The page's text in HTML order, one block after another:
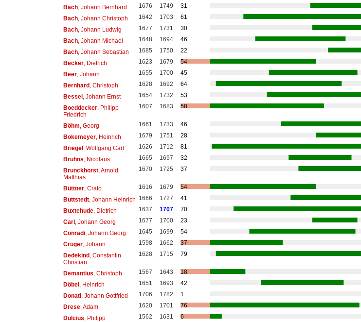
Bach, Johann Bernhard 1676 1749
31
Bach, Johann Christoph 1642 1703
61
Bach, Johann Ludwig 1677 1731
30
Bach, Johann Michael 1648 1694
46
Bach, Johann Sebastian 1685 1750
22
Becker, Dietrich 1623 1679
54
Beer, Johann 1655 1700
45
Bernhard, Christoph 1628 1692
64
Bessel, Johann Ernst 1654 1732
53
Boeddecker, Philipp
Friedrich
1607 1683 58
Böhm , Georg 1661 1733
46
Bokemeyer, Heinrich 1679 1751
28
Briegel, Wolfgang Carl 1626 1712
81
Bruhns , Nicolaus 1665 1697
32
Brunckhorst, Arnold
Matthias
1670 1725 37
Büttner, Crato 1616 1679
54
Buttstedt, Johann Heinrich 1666 1727
41
Buxtehude, Dietrich 1637 1707
70
Carl, Johann Georg 1677 1700
23
Conradi, Johann Georg 1645 1699
54
Crüger, Johann 1598 1662
37
Dedekind, Constantin
Christian
1628 1715 79
Demantius , Christoph 1567 1643
18
Döbel, Heinrich 1651 1693
42
Donati, Johann Gottfried 1706 1782
1
Drese, Adam 1620 1701
76
Dulcius , Philipp 1562 1631
6